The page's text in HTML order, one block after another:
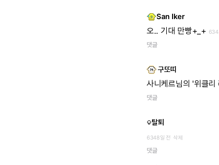
San Iker
오.. 기대 만빵+_+
댓글
구또띠
사니케르님의 '위클리
댓글
탈퇴
6348일 전 삭제
댓글